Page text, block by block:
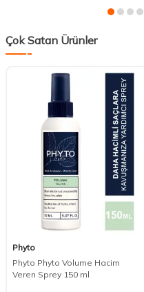
Çok Satan Ürünler
Phyto
Phyto Phyto Volume Hacim
Veren Sprey 150 ml